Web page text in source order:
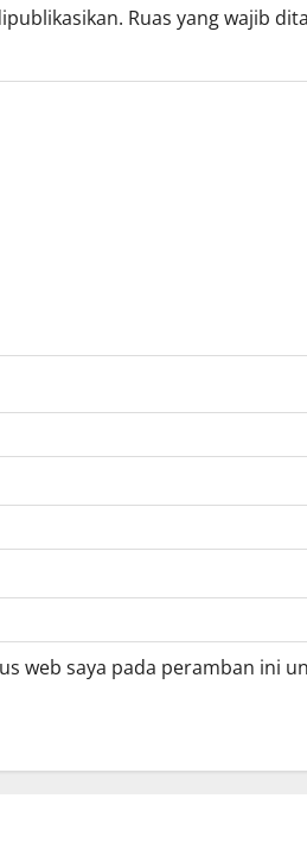
Ruas yang wajib
web saya pada peramban ini